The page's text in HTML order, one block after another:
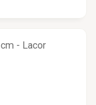
- Lacor